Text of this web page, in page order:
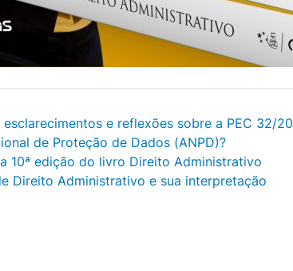
e reflexões sobre a PEC 32/20
de Proteção de Dados (ANPD)?
10ª edição do livro Direito Administrativo
Direito Administrativo e sua interpretação